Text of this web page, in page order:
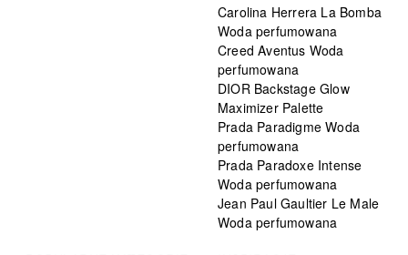
Carolina Herrera La Bomba
Woda perfumowana
Creed Aventus Woda
perfumowana
DIOR Backstage Glow
Maximizer Palette
Prada Paradigme Woda
perfumowana
Prada Paradoxe Intense
Woda perfumowana
Jean Paul Gaultier Le Male
Woda perfumowana